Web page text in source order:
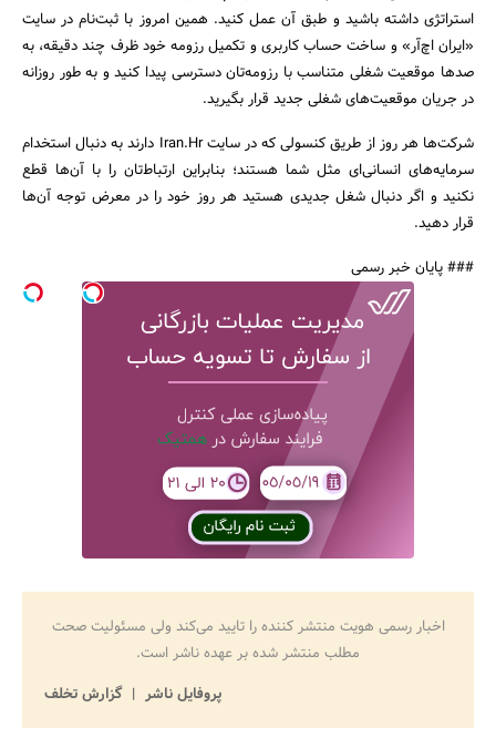
استراتژی داشته باشید و طبق آن عمل کنید. همین امروز با ثبت‌نام در سایت
«ایران اچ‌آر» و ساخت حساب کاربری و تکمیل رزومه خود ظرف چند دقیقه، به
صدها موقعیت شغلی متناسب با رزومه‌تان دسترسی پیدا کنید و به طور روزانه
در جریان موقعیت‌های شغلی جدید قرار بگیرید.
شرکت‌ها هر روز از طریق کنسولی که در سایت Iran.Hr دارند به دنبال استخدام
سرمایه‌های انسانی‌ای مثل شما هستند؛ بنابراین ارتباط‌تان را با آن‌ها قطع
نکنید و اگر دنبال شغل جدیدی هستید هر روز خود را در معرض توجه آن‌ها
قرار دهید.
### پایان خبر رسمی
اخبار رسمی هویت منتشر کننده را تایید می‌کند ولی مسئولیت صحت
مطلب منتشر شده بر عهده ناشر است.
پروفایل ناشر
گزارش تخلف